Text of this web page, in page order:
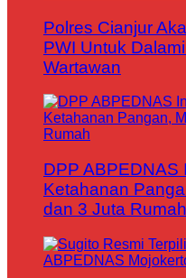
Polres Cianjur
PWI Untuk
Wartawan
DPP ABPEDNAS
Ketahanan
dan 3 Juta Rumah